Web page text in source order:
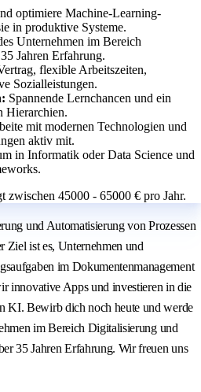
optimiere Machine-Learning-
in produktive Systeme.
Unternehmen im Bereich
Jahren Erfahrung.
flexible Arbeitszeiten,
Sozialleistungen.
Spannende Lernchancen und ein
Hierarchien.
mit modernen Technologien und
aktiv mit.
in Informatik oder Data Science und
zwischen 45000 - 65000 € pro Jahr.
und Automatisierung von Prozessen
Ziel ist es, Unternehmen und
im Dokumentenmanagement
innovative Apps und investieren in die
KI. Bewirb dich noch heute und werde
im Bereich Digitalisierung und
35 Jahren Erfahrung. Wir freuen uns